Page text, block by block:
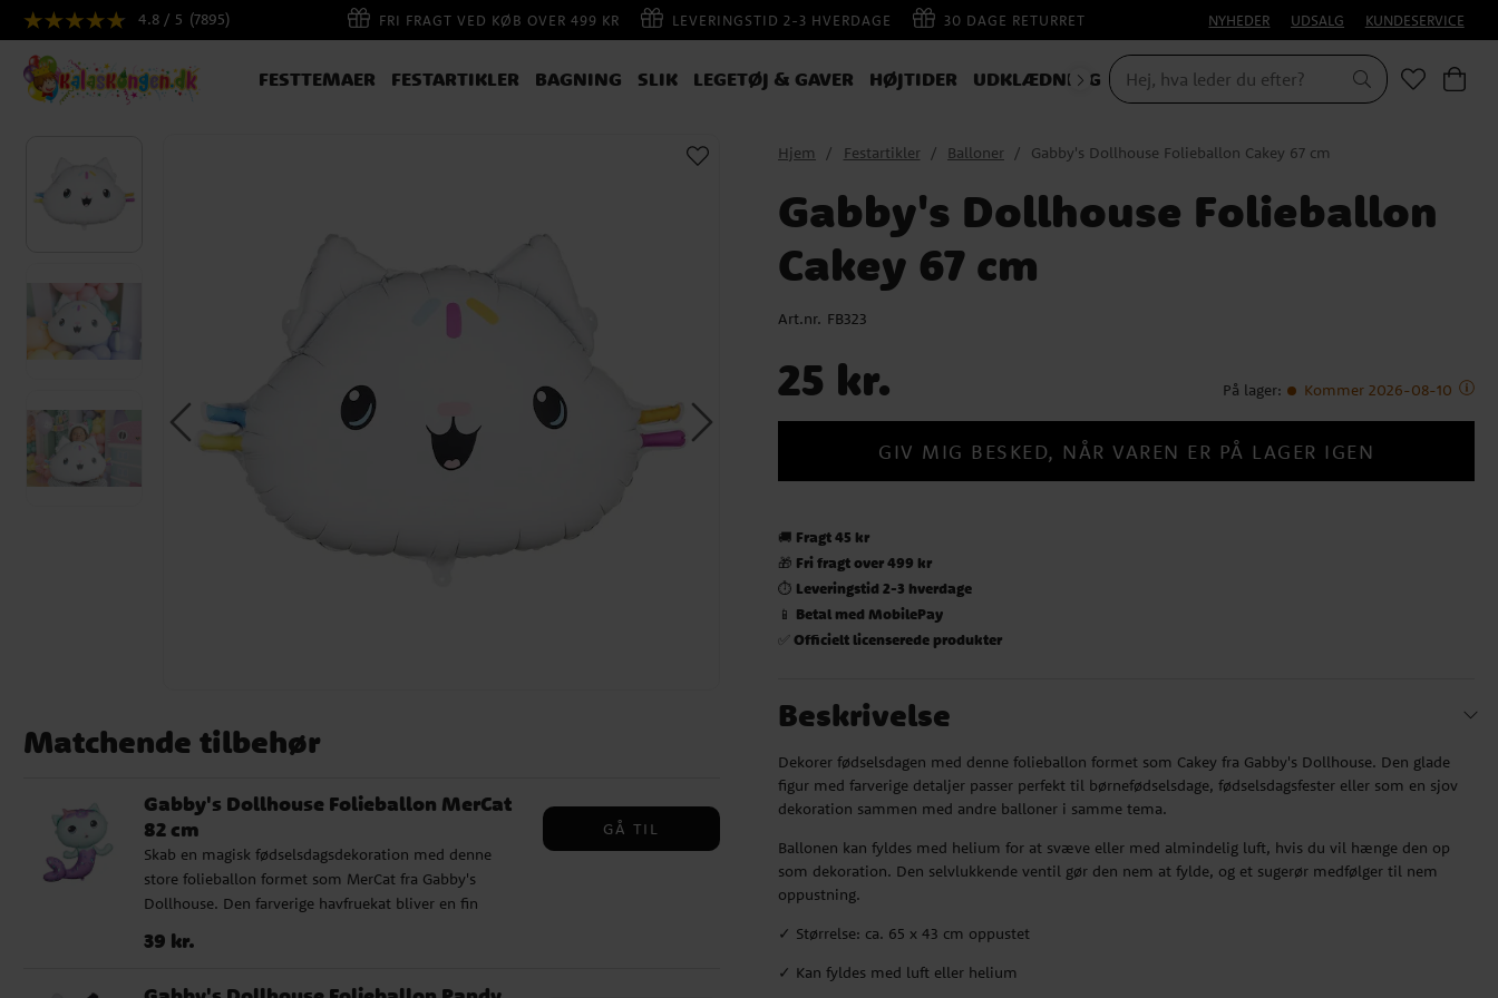
4.8 / 5 (7895) FRI FRAGT VED KØB OVER 499 KR LEVERINGSTID 2-3 HVERDAGE 30 DAGE RETURRET NYHEDER UDSALG KUNDESERVICE
FESTTEMAER FESTARTIKLER BAGNING SLIK LEGETØJ & GAVER HØJTIDER UDKLÆDNING
Matchende tilbehør
Gabby's Dollhouse Folieballon MerCat
82 cm
Skab en magisk fødselsdagsdekoration med denne
store folieballon formet som MerCat fra Gabby's
Dollhouse. Den farverige havfruekat bliver en fin
fødselsdagsfejring for alle der elsker Gabby's
Pris :39 kr.
39 kr.
GÅ TIL
Hjem Festartikler Balloner Gabby's Dollhouse Folieballon Cakey 67 cm
Gabby's Dollhouse Folieballon
Cakey 67 cm
Art.nr. FB323
25 kr. På lager: Kommer 2026-08-10
GIV MIG BESKED, NÅR VAREN ER PÅ LAGER IGEN
🚚 Fragt 45 kr
🎁 Fri fragt over 499 kr
⏱️ Leveringstid 2-3 hverdage
📱 Betal med MobilePay
✅Officielt licenserede produkter
Beskrivelse
Dekorer fødselsdagen med denne folieballon formet som Cakey fra Gabby's Dollhouse. Den glade
figur med farverige detaljer passer perfekt til børnefødselsdage, fødselsdagsfester eller som en sjov
dekoration sammen med andre balloner i samme tema.
Ballonen kan fyldes med helium for at svæve eller med almindelig luft, hvis du vil hænge den op
som dekoration. Den selvlukkende ventil gør den nem at fylde, og et sugerør medfølger til nem
oppustning.
✓ Størrelse: ca. 65 x 43 cm oppustet
✓ Kan fyldes med luft eller helium